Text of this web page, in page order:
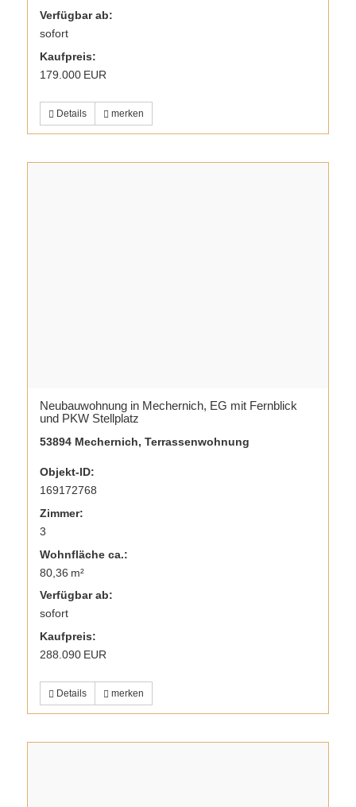
Verfügbar ab:
sofort
Kaufpreis:
179.000 EUR
Details merken
Neubauwohnung in Mechernich, EG mit Fernblick
und PKW Stellplatz
53894 Mechernich, Terrassenwohnung
Objekt-ID:
169172768
Zimmer:
3
Wohnfläche ca.:
80,36 m²
Verfügbar ab:
sofort
Kaufpreis:
288.090 EUR
Details merken